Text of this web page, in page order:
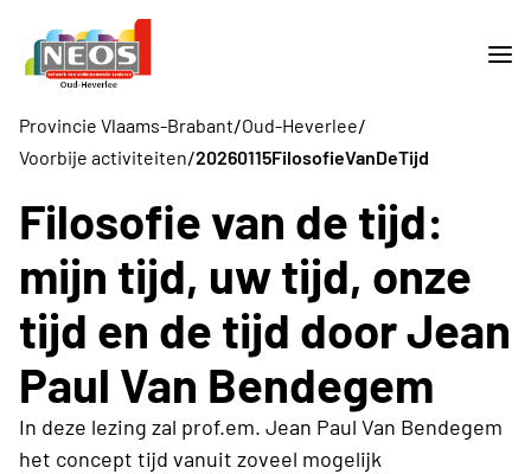
Provincie Vlaams-Brabant/Oud-Heverlee/
Voorbije activiteiten/20260115FilosofieVanDeTijd
Filosofie van de tijd:
mijn tijd, uw tijd, onze
tijd en de tijd door Jean
Paul Van Bendegem
In deze lezing zal prof.em. Jean Paul Van Bendegem
het concept tijd vanuit zoveel mogelijk